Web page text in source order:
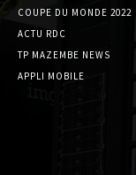
COUPE DU MONDE 2022
ACTU RDC
TP MAZEMBE NEWS
APPLI MOBILE